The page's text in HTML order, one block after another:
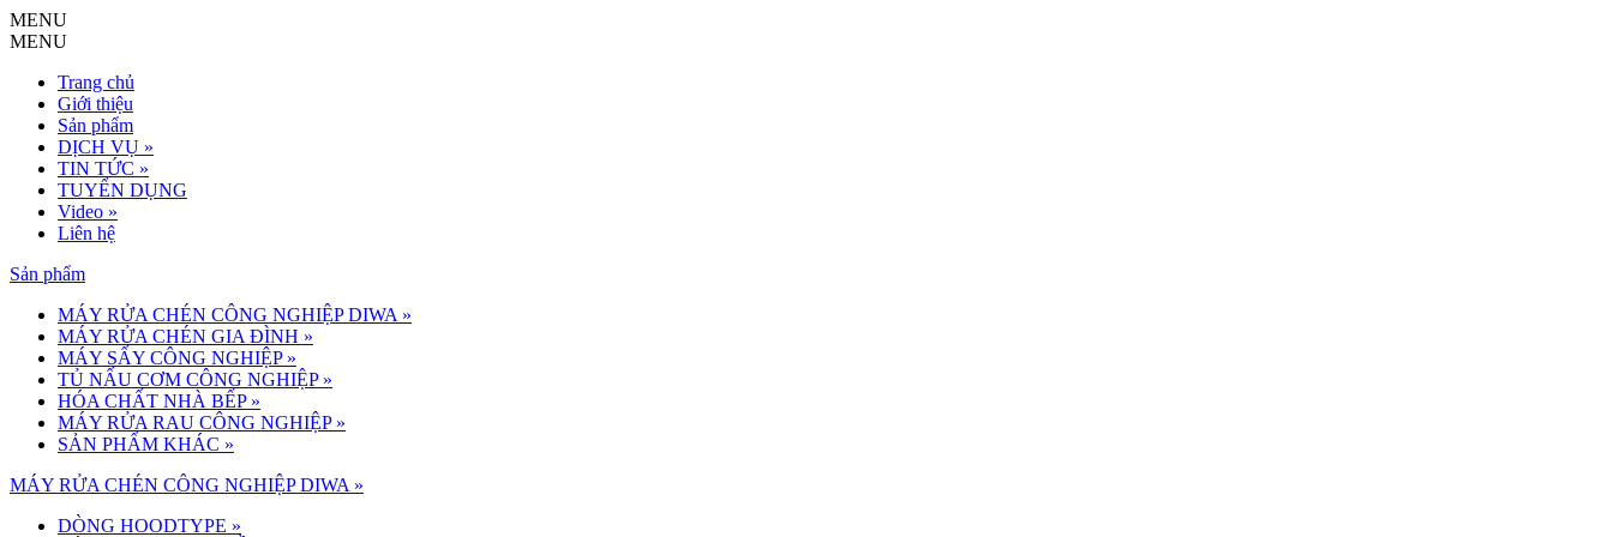
MENU
MENU
Trang chủ
Giới thiệu
Sản phẩm
DỊCH VỤ »
TIN TỨC »
TUYỂN DỤNG
Video »
Liên hệ
Sản phẩm
MÁY RỬA CHÉN CÔNG NGHIỆP DIWA »
MÁY RỬA CHÉN GIA ĐÌNH »
MÁY SẤY CÔNG NGHIỆP »
TỦ NẤU CƠM CÔNG NGHIỆP »
HÓA CHẤT NHÀ BẾP »
MÁY RỬA RAU CÔNG NGHIỆP »
SẢN PHẨM KHÁC »
MÁY RỬA CHÉN CÔNG NGHIỆP DIWA »
DÒNG HOODTYPE »